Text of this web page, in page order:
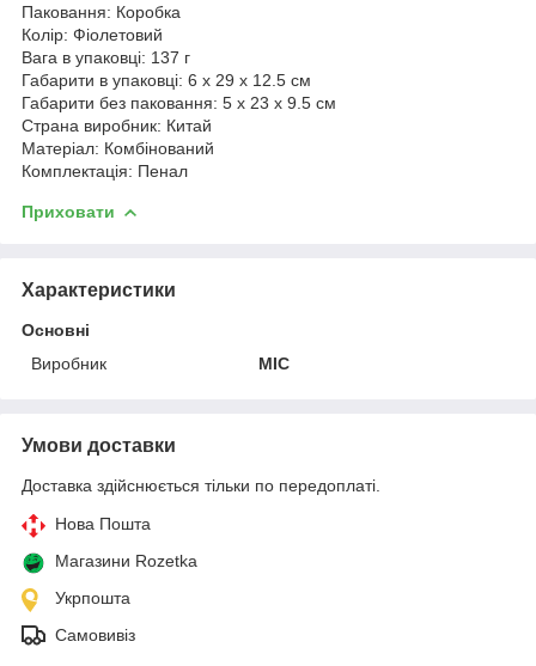
Паковання: Коробка
Колір: Фіолетовий
Вага в упаковці: 137 г
Габарити в упаковці: 6 x 29 x 12.5 см
Габарити без паковання: 5 x 23 x 9.5 см
Страна виробник: Китай
Матеріал: Комбінований
Комплектація: Пенал
Приховати
Характеристики
Основні
Виробник
MIC
Умови доставки
Доставка здійснюється тільки по передоплаті.
Нова Пошта
Магазини Rozetka
Укрпошта
Самовивіз